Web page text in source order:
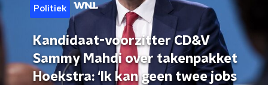
Politiek
Kandidaat-voorzitter CD&V
Sammy Mahdi over takenpakket
Hoekstra: ‘Ik kan geen twee jobs